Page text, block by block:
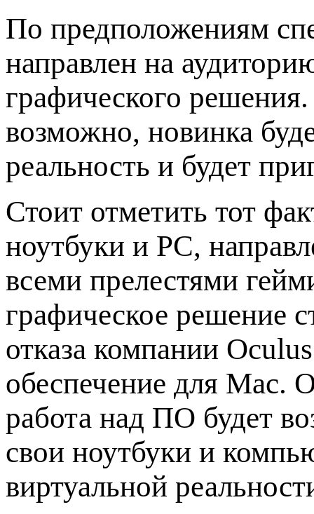
По предположениям
направлен на
графического
возможно, новинка
реальность и будет
Стоит отметить тот
ноутбуки и PC,
всеми прелестями
графическое решение
отказа компании
обеспечение для Mac.
работа над ПО будет
свои ноутбуки и
виртуальной